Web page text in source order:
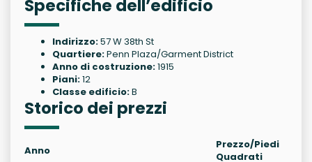
Specifiche dell’edificio
Indirizzo:57 W 38th St
Quartiere:Penn Plaza/Garment District
Anno di costruzione:1915
Piani:12
Classe edificio:B
Storico dei prezzi
Anno
Prezzo/Piedi
Quadrati